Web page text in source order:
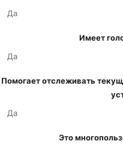
Да
Имеет
Да
Помогает отслеживать
Да
Это